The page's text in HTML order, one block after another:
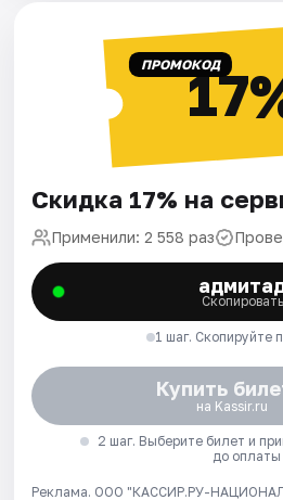
ПРОМОКОД
Скидка 17% на
Применили: 2 558 раз
Скопировать
1 шаг. Скопируйте
Купить
на Kassir.ru
2 шаг. Выберите билет и
до оплаты
Реклама. ООО "КАССИР.РУ-